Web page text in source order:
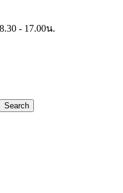
- 17.00น.
Search